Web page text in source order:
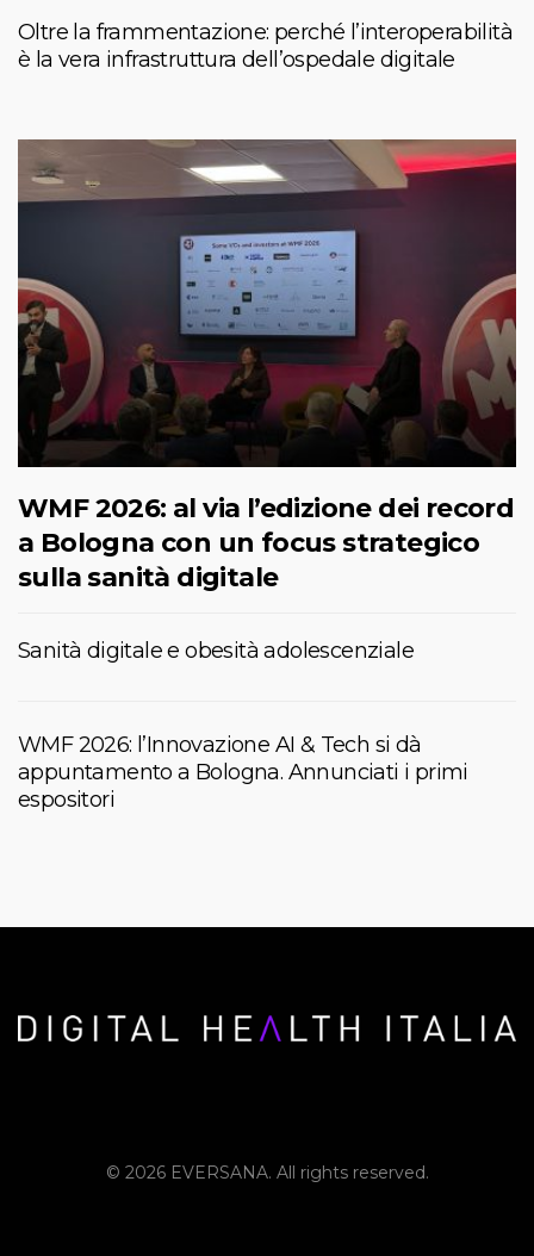
Oltre la frammentazione: perché l’interoperabilità
è la vera infrastruttura dell’ospedale digitale
WMF 2026: al via l’edizione dei record
a Bologna con un focus strategico
sulla sanità digitale
Sanità digitale e obesità adolescenziale
WMF 2026: l’Innovazione AI & Tech si dà
appuntamento a Bologna. Annunciati i primi
espositori
© 2026 EVERSANA. All rights reserved.